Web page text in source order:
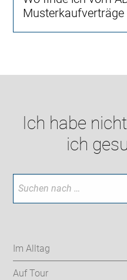
Ich habe
ich
Im Alltag
Auf Tour